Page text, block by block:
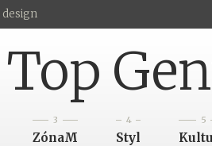
design
Top
3
ZónaM
4
Styl
5